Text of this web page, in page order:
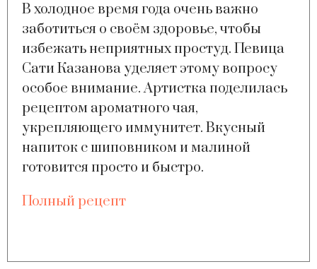
В холодное время года очень важно
заботиться о своём здоровье, чтобы
избежать неприятных простуд. Певица
Сати Казанова уделяет этому вопросу
особое внимание. Артистка поделилась
рецептом ароматного чая,
укрепляющего иммунитет. Вкусный
напиток с шиповником и малиной
готовится просто и быстро.
Полный рецепт